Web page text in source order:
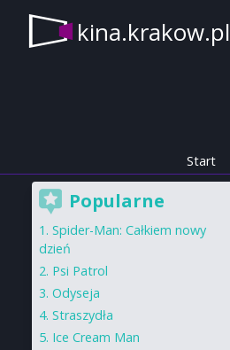
kina.krakow.pl
Start
Popularne
Spider-Man: Całkiem nowy
dzień
Psi Patrol
Odyseja
Straszydła
Ice Cream Man